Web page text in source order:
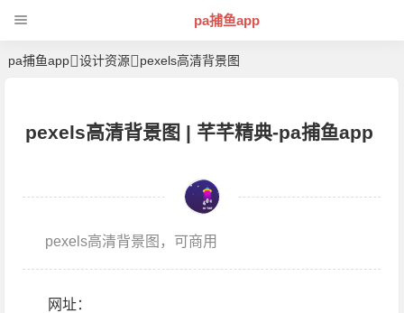
pa捕鱼app
pa捕鱼app 设计资源 pexels高清背景图
pexels高清背景图 | 芊芊精典-pa捕鱼app
pexels高清背景图，可商用
网址：